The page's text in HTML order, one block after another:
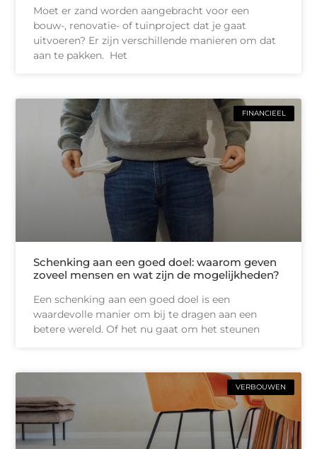
Moet er zand worden aangebracht voor een
bouw-, renovatie- of tuinproject dat je gaat
uitvoeren? Er zijn verschillende manieren om dat
aan te pakken. Het
FINANCIEEL
Schenking aan een goed doel: waarom geven
zoveel mensen en wat zijn de mogelijkheden?
Een schenking aan een goed doel is een
waardevolle manier om bij te dragen aan een
betere wereld. Of het nu gaat om het steunen
VERBOUWEN